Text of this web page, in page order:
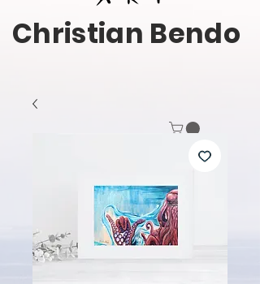
Christian Bendo